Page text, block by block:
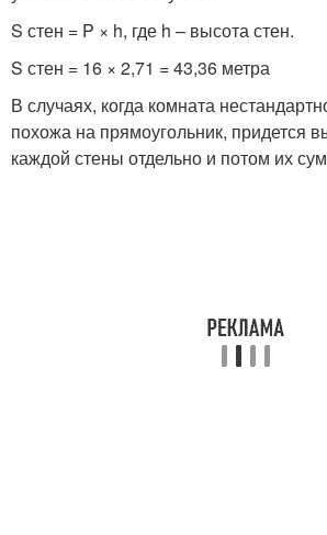
S стен = P × h, где h – высота стен.
S стен = 16 × 2,71 = 43,36 метра
В случаях, когда комната
похожа на прямоугольник, придется
каждой стены отдельно и потом их